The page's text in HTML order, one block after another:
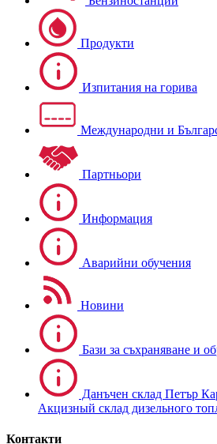
Продукти
Изпитания на горива
Международни и
Партньори
Информация
Аварийни обучения
Новини
Бази за съхраняване и
Данъчен склад Петър
Акцизный склад дизельного
Контакти